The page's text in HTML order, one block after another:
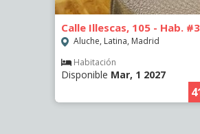
Calle Illescas, 105 - Hab.
Aluche, Latina, Madrid
Habitación
Disponible Mar, 1 2027